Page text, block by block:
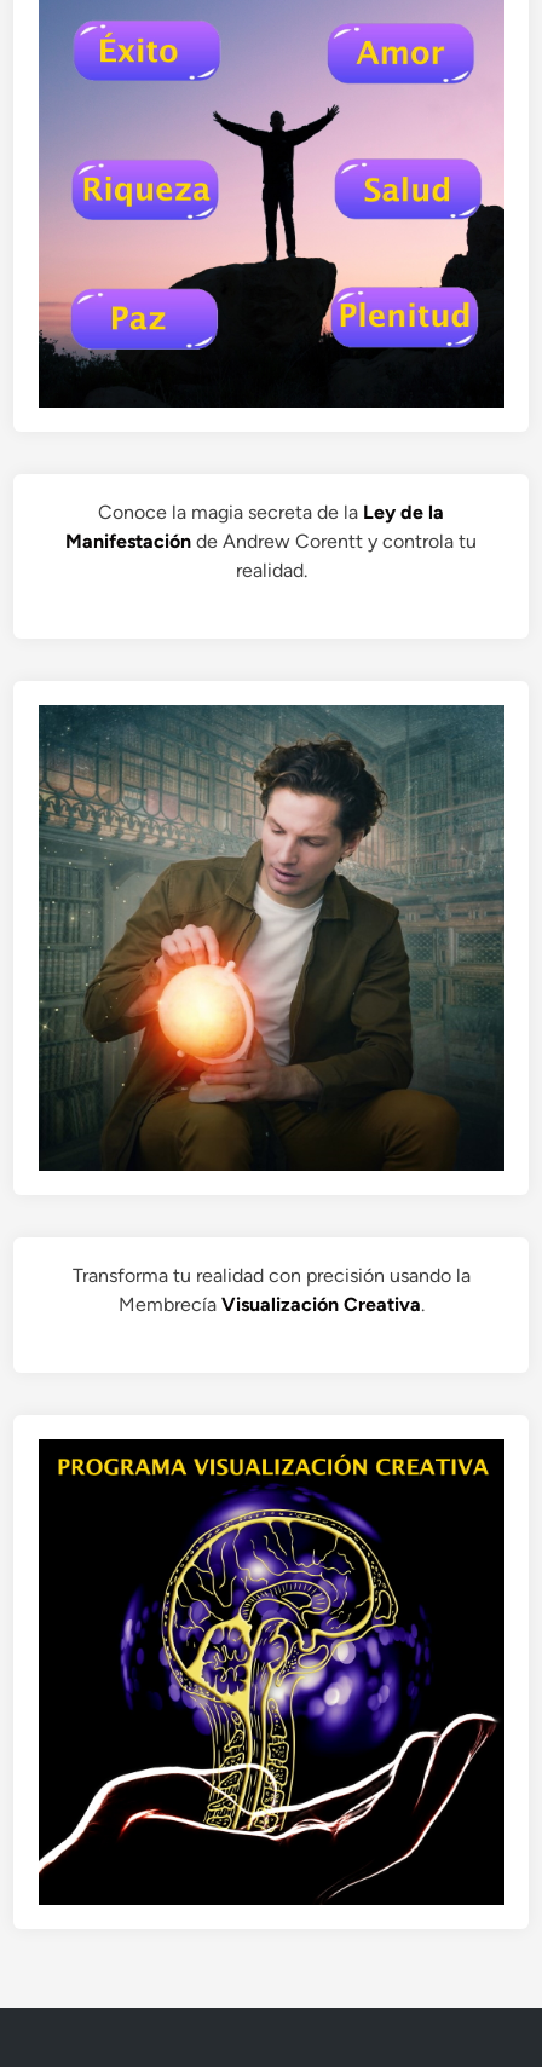
Conoce la magia secreta de la Ley de la
Manifestación de Andrew Corentt y controla tu
realidad.
Transforma tu realidad con precisión usando la
Membrecía Visualización Creativa.